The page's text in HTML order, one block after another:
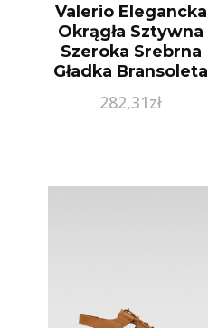
Valerio Elegancka
Okrągła Sztywna
Szeroka Srebrna
Gładka Bransoleta
Srebro 925 FB432
282,31zł